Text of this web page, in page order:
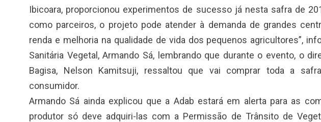
Ibicoara, proporcionou experimentos de sucesso já nesta safra de
como parceiros, o projeto pode atender à demanda de grandes
renda e melhoria na qualidade de vida dos pequenos agricultores”,
Sanitária Vegetal, Armando Sá, lembrando que durante o evento, o
Bagisa, Nelson Kamitsuji, ressaltou que vai comprar toda a
consumidor.
Armando Sá ainda explicou que a Adab estará em alerta para as
produtor só deve adquiri-las com a Permissão de Trânsito de